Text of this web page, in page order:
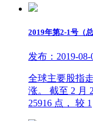
2019年第2-1号（
发布：2019-08-
全球主要股指
涨。 截至 2 月
25916 点， 较 1